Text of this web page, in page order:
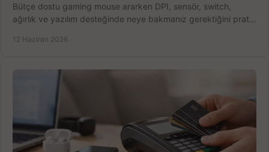
Bütçe dostu gaming mouse ararken DPI, sensör, switch,
ağırlık ve yazılım desteğinde neye bakmanız gerektiğini pratik
12 Haziran 2026